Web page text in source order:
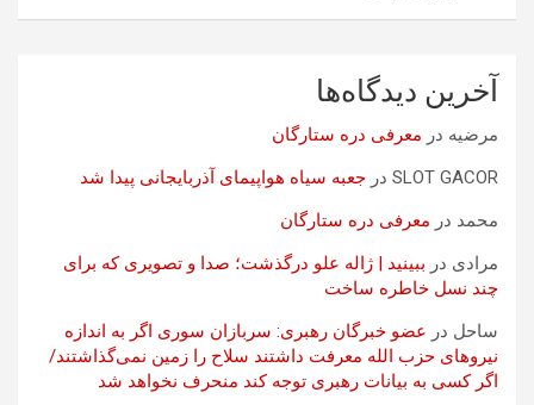
آخرین دیدگاه‌ها
مرضیه در معرفی دره ستارگان
SLOT GACOR در جعبه سیاه هواپیمای آذربایجانی پیدا شد
محمد در معرفی دره ستارگان
مرادی در ببینید | ژاله علو درگذشت؛ صدا و تصویری که برای
چند نسل خاطره ساخت
ساحل در عضو خبرگان رهبری: سربازان سوری اگر به اندازه
نیروهای حزب الله معرفت داشتند سلاح را زمین نمی‌گذاشتند/
اگر کسی به بیانات رهبری توجه کند منحرف نخواهد شد